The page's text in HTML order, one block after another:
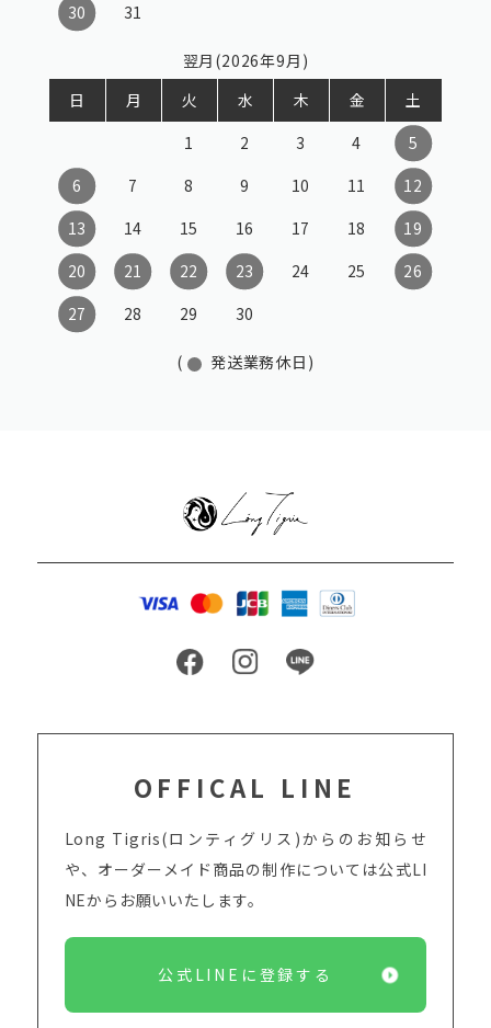
30
31
翌月(2026年9月)
日
月 火 水 木 金
土
1
2 3 4
5
6
7 8 9 10 11
12
13
14 15 16 17 18
19
20
21 22 23 24 25
26
27
28 29 30
( 発送業務休日)
OFFICAL LINE
Long Tigris(ロンティグリス)からのお知らせ
や、オーダーメイド商品の制作については公式LI
NEからお願いいたします。
公式LINEに登録する